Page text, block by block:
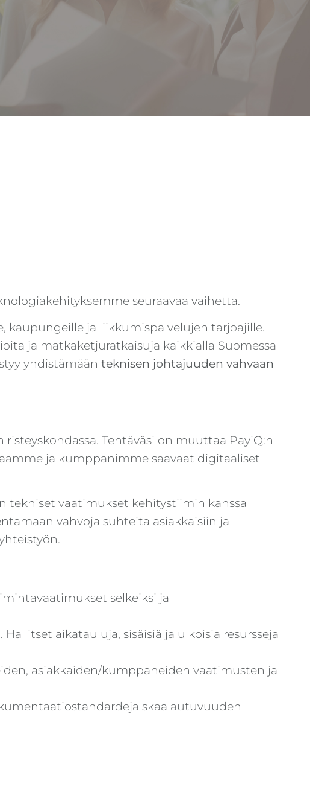
seuraavaa vaihetta.
kaupungeille ja liikkumispalvelujen tarjoajille.
ja matkaketjuratkaisuja kaikkialla Suomessa
yhdistämäänteknisen johtajuuden vahvaan
Tehtäväsi on muuttaa PayiQ:n
ja kumppanimme saavaat digitaaliset
tekniset vaatimukset kehitystiimin kanssa
vahvoja suhteita asiakkaisiin ja
selkeiksi ja
aikatauluja, sisäisiä ja ulkoisia resursseja
asiakkaiden/kumppaneiden vaatimusten ja
skaalautuvuuden